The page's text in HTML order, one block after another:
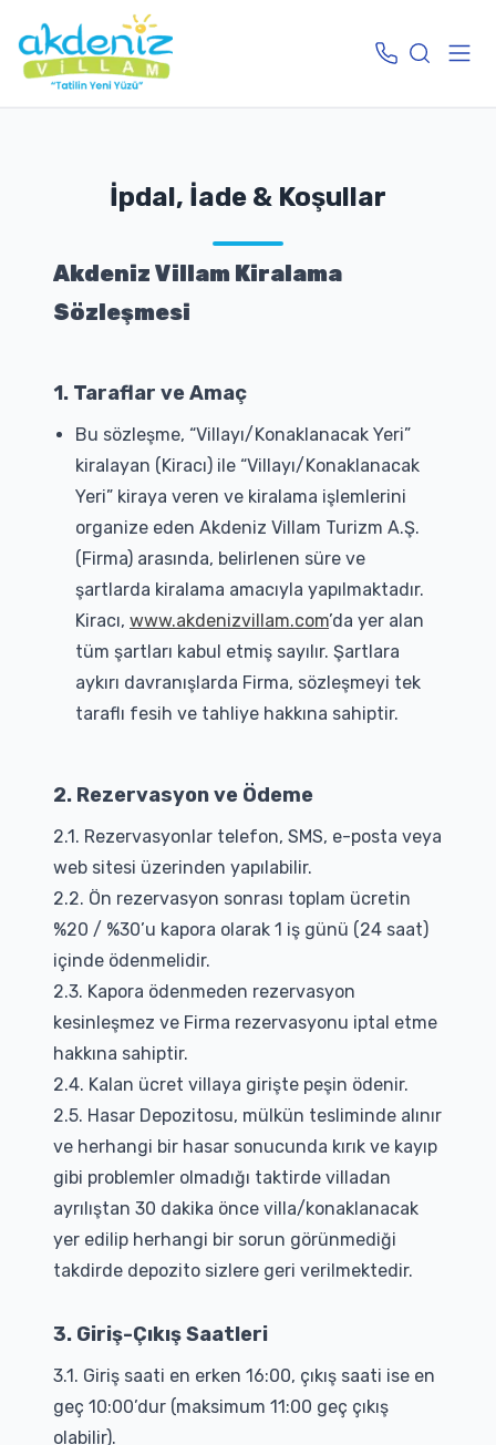
İpdal, İade & Koşullar
Akdeniz Villam Kiralama
Sözleşmesi
1. Taraflar ve Amaç
Bu sözleşme, “Villayı/Konaklanacak Yeri”
kiralayan (Kiracı) ile “Villayı/Konaklanacak
Yeri” kiraya veren ve kiralama işlemlerini
organize eden Akdeniz Villam Turizm A.Ş.
(Firma) arasında, belirlenen süre ve
şartlarda kiralama amacıyla yapılmaktadır.
Kiracı, www.akdenizvillam.com’da yer alan
tüm şartları kabul etmiş sayılır. Şartlara
aykırı davranışlarda Firma, sözleşmeyi tek
taraflı fesih ve tahliye hakkına sahiptir.
2. Rezervasyon ve Ödeme
2.1. Rezervasyonlar telefon, SMS, e-posta veya
web sitesi üzerinden yapılabilir.
2.2. Ön rezervasyon sonrası toplam ücretin
%20 / %30’u kapora olarak 1 iş günü (24 saat)
içinde ödenmelidir.
2.3. Kapora ödenmeden rezervasyon
kesinleşmez ve Firma rezervasyonu iptal etme
hakkına sahiptir.
2.4. Kalan ücret villaya girişte peşin ödenir.
2.5. Hasar Depozitosu, mülkün tesliminde alınır
ve herhangi bir hasar sonucunda kırık ve kayıp
gibi problemler olmadığı taktirde villadan
ayrılıştan 30 dakika önce villa/konaklanacak
yer edilip herhangi bir sorun görünmediği
takdirde depozito sizlere geri verilmektedir.
3. Giriş-Çıkış Saatleri
3.1. Giriş saati en erken 16:00, çıkış saati ise en
geç 10:00’dur (maksimum 11:00 geç çıkış
olabilir).